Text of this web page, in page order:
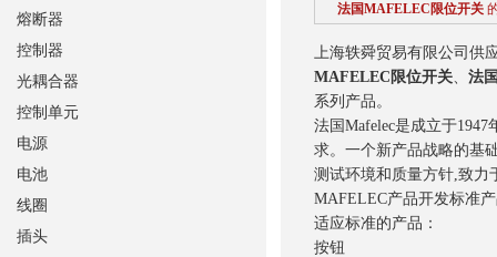
法国MAFELEC限位开关
上海轶舜贸易有限公司供
MAFELEC限位开关、 法
系列产品。
法国Mafelec是成立于
求。一个新产品战略的基
测试环境和质量方针,致力
MAFELEC产品开发标准
适应标准的产品：
按钮
熔断器
控制器
光耦合器
控制单元
电源
电池
线圈
插头